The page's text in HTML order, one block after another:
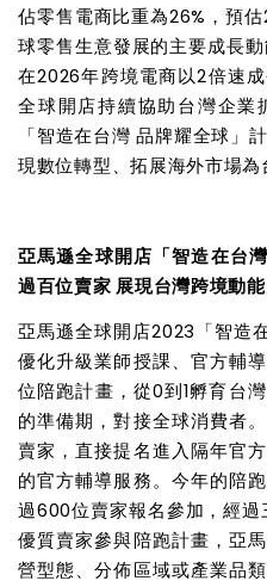
佔零售電商比重為26%，預
球零售生意發展的主要成長
在2026年跨境電商以2倍速
全球開店持續協助台灣企業
「智造在台灣 品牌耀全球」
現數位轉型、拓展海外市場為
亞馬遜全球開店「智造在台
過百位賣家 展現台灣跨境動
亞馬遜全球開店2023「智造
優化升級業師授課、官方輔
位陪跑計畫，從0到1孵育台
的準備期，對接全球消費者
賣家，直接提名進入隔年官
的官方輔導服務。今年的陪
過600位賣家報名參加，經過
優質賣家參與陪跑計畫，亞
營型態、分佈區域或產業品